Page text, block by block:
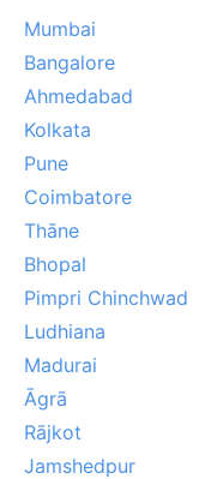
Mumbai
Bangalore
Ahmedabad
Kolkata
Pune
Coimbatore
Thāne
Bhopal
Pimpri Chinchwad
Ludhiana
Madurai
Āgrā
Rājkot
Jamshedpur